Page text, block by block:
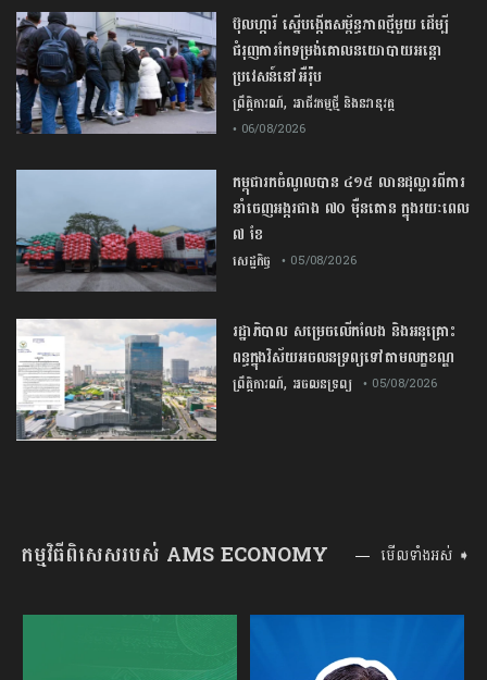
ប៊ុល​ហ្ការី ​ស្នើ​បង្កើត​សម្ព័ន្ធភាព​ថ្មី​មួយ ​ដើម្បី​
ជំរុញ​ការ​កែទម្រង់​គោលនយោបាយ​អន្តោ
ប្រវេសន៍​នៅអឺរ៉ុប​
ព្រឹត្តិការណ៍, អាជីវកម្មថ្មី និងនវានុវត្ត
• 06/08/2026
កម្ពុជារកចំណូលបាន ៤១៥ លានដុល្លារពីការ
នាំចេញអង្ករជាង ៧០ ម៉ឺនតោន ក្នុងរយៈពេល
៧ ខែ
សេដ្ឋកិច្ច • 05/08/2026
រដ្ឋាភិបាល សម្រេច​លើកលែង និងអនុគ្រោះ
ពន្ធក្នុងវិស័យអចលនទ្រព្យ​ទៅតាមលក្ខខណ្ឌ
ព្រឹត្តិការណ៍, អចលនទ្រព្យ • 05/08/2026
កម្មវិធីពិសេសរបស់ AMS ECONOMY មើលទាំងអស់ ➧